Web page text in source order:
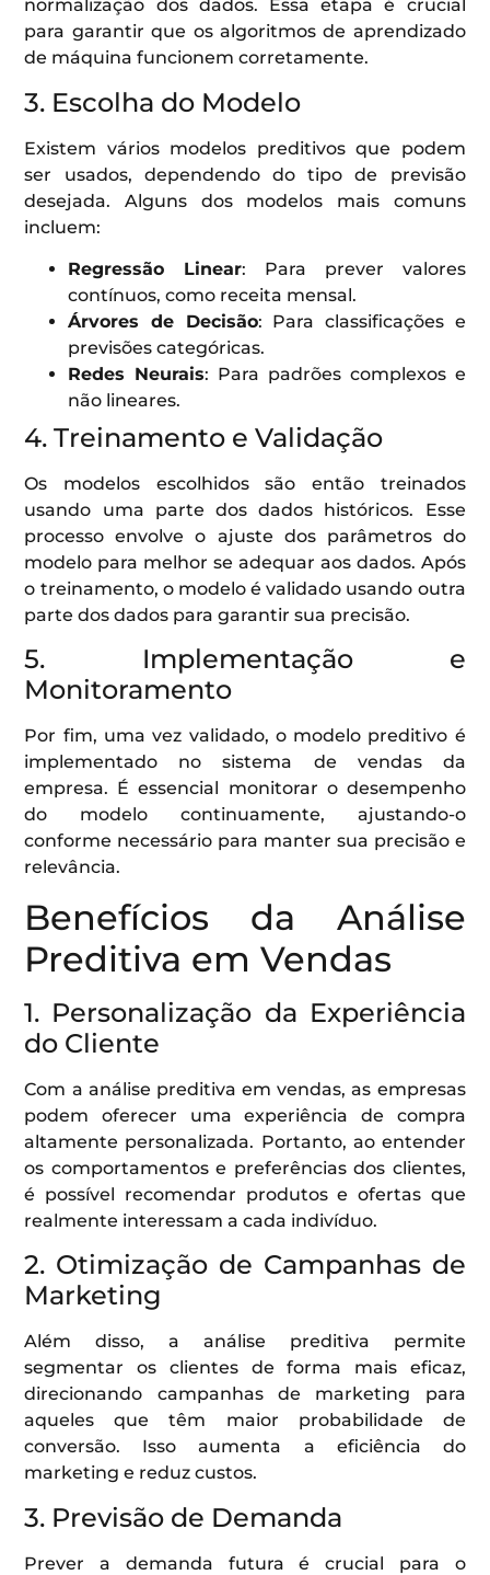
normalização dos dados. Essa etapa é crucial
para garantir que os algoritmos de aprendizado
de máquina funcionem corretamente.
3. Escolha do Modelo
Existem vários modelos preditivos que podem
ser usados, dependendo do tipo de previsão
desejada. Alguns dos modelos mais comuns
incluem:
Regressão Linear: Para prever valores
contínuos, como receita mensal.
Árvores de Decisão: Para classificações e
previsões categóricas.
Redes Neurais: Para padrões complexos e
não lineares.
4. Treinamento e Validação
Os modelos escolhidos são então treinados
usando uma parte dos dados históricos. Esse
processo envolve o ajuste dos parâmetros do
modelo para melhor se adequar aos dados. Após
o treinamento, o modelo é validado usando outra
parte dos dados para garantir sua precisão.
5. Implementação e
Monitoramento
Por fim, uma vez validado, o modelo preditivo é
implementado no sistema de vendas da
empresa. É essencial monitorar o desempenho
do modelo continuamente, ajustando-o
conforme necessário para manter sua precisão e
relevância.
Benefícios da Análise
Preditiva em Vendas
1. Personalização da Experiência
do Cliente
Com a análise preditiva em vendas, as empresas
podem oferecer uma experiência de compra
altamente personalizada. Portanto, ao entender
os comportamentos e preferências dos clientes,
é possível recomendar produtos e ofertas que
realmente interessam a cada indivíduo.
2. Otimização de Campanhas de
Marketing
Além disso, a análise preditiva permite
segmentar os clientes de forma mais eficaz,
direcionando campanhas de marketing para
aqueles que têm maior probabilidade de
conversão. Isso aumenta a eficiência do
marketing e reduz custos.
3. Previsão de Demanda
Prever a demanda futura é crucial para o